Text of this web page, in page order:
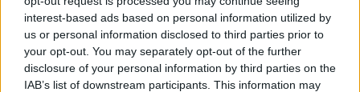
interest-based ads based on personal information utilized by
us or personal information disclosed to third parties prior to
your opt-out. You may separately opt-out of the further
disclosure of your personal information by third parties on the
IAB’s list of downstream participants. This information may